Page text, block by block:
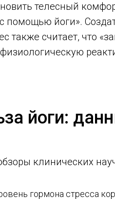
телесный
помощью йоги».
также считает, что
йоги:
клинических
гормона стресса